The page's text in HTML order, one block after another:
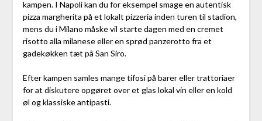
kampen. I Napoli kan du for eksempel smage en autentisk
pizza margherita på et lokalt pizzeria inden turen til stadion,
mens du i Milano måske vil starte dagen med en cremet
risotto alla milanese eller en sprød panzerotto fra et
gadekøkken tæt på San Siro.
Efter kampen samles mange tifosi på barer eller trattoriaer
for at diskutere opgøret over et glas lokal vin eller en kold
øl og klassiske antipasti.